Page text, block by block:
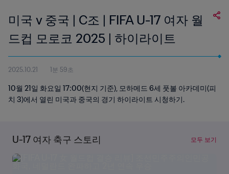
미국 v 중국 | C조 | FIFA U-17 여자 월
드컵 모로코 2025 | 하이라이트
2025.10.21 1분 59초
10월 21일 화요일 17:00(현지 기준), 모하메드 6세 풋볼 아카데미(피
치 3)에서 열린 미국과 중국의 경기 하이라이트 시청하기.
U-17 여자 축구 스토리 모두 보기